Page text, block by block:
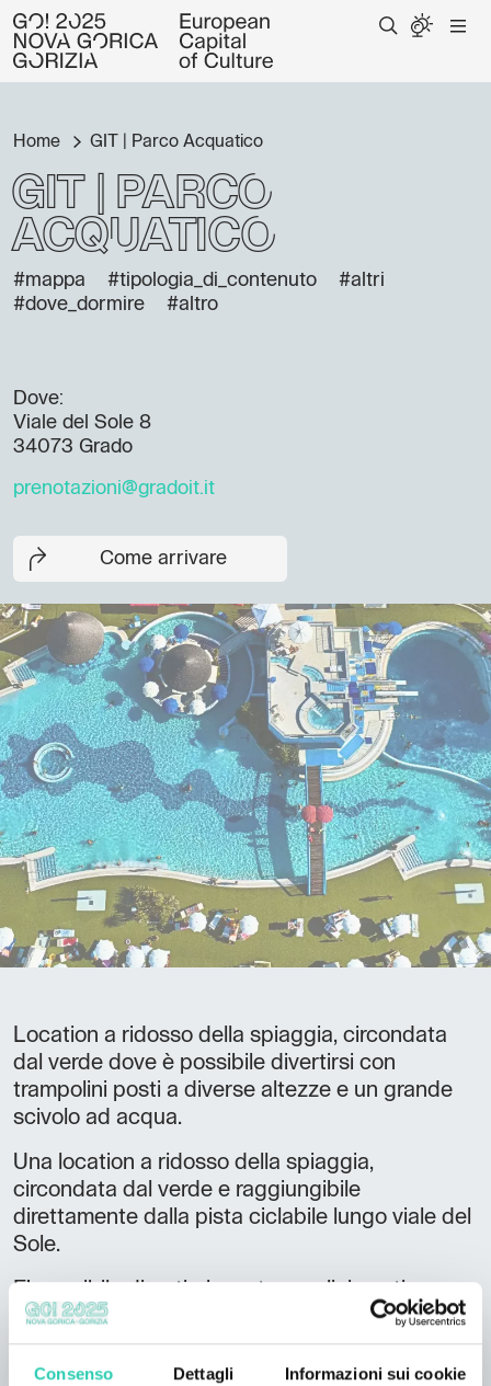
Consenso Dettagli Informazioni sui cookie
Home GIT | Parco Acquatico
GIT | Parco
Acquatico
#mappa #tipologia_di_contenuto
#altri
#dove_dormire
#altro
Dove:
Viale del Sole 8
34073 Grado
prenotazioni@gradoit.it
Come arrivare
Location a ridosso della spiaggia, circondata
dal verde dove è possibile divertirsi con
trampolini posti a diverse altezze e un grande
scivolo ad acqua.
Una location a ridosso della spiaggia,
circondata dal verde e raggiungibile
direttamente dalla pista ciclabile lungo viale del
Sole.
E’ possibile divertirsi con trampolini posti a
diverse altezze e un grande scivolo ad acqua.
Non mancano aree idromassaggio e getti a
cascata per tonificare il corpo e una zona